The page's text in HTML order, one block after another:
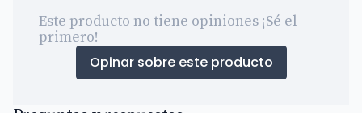
Este producto no tiene opiniones ¡Sé el
primero!
Opinar sobre este producto